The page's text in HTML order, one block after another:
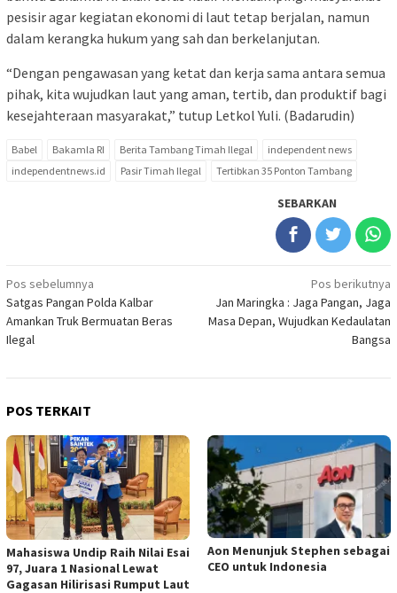
pesisir agar kegiatan ekonomi di laut tetap berjalan, namun
dalam kerangka hukum yang sah dan berkelanjutan.
“Dengan pengawasan yang ketat dan kerja sama antara semua
pihak, kita wujudkan laut yang aman, tertib, dan produktif bagi
kesejahteraan masyarakat,” tutup Letkol Yuli. (Badarudin)
Babel Bakamla RI Berita Tambang Timah Ilegal
independent news
independentnews.id
Pasir Timah Ilegal Tertibkan 35 Ponton Tambang
SEBARKAN
Navigasi
pos
Pos sebelumnya
Satgas Pangan Polda Kalbar
Amankan Truk Bermuatan Beras
Ilegal
Pos berikutnya
Jan Maringka : Jaga Pangan, Jaga
Masa Depan, Wujudkan Kedaulatan
Bangsa
POS TERKAIT
Mahasiswa Undip Raih Nilai Esai
97, Juara 1 Nasional Lewat
Gagasan Hilirisasi Rumput Laut
Aon Menunjuk Stephen sebagai
CEO untuk Indonesia